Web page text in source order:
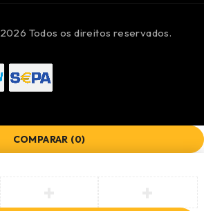
2026 Todos os direitos reservados.
COMPARAR (0)